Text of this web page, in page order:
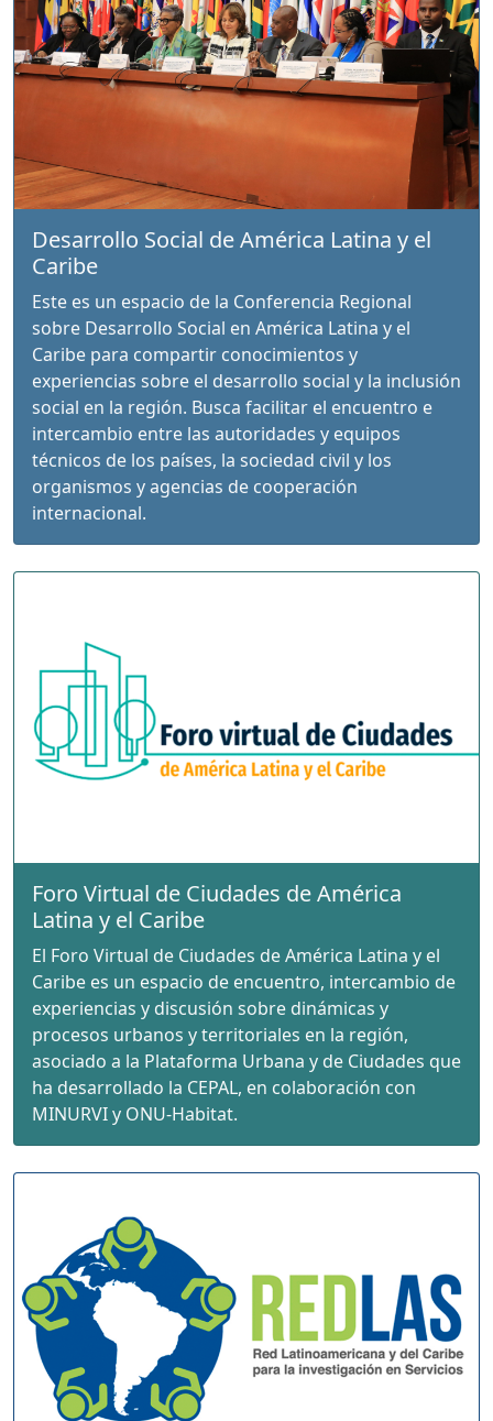
Desarrollo Social de América Latina y el
Caribe
Este es un espacio de la Conferencia Regional
sobre Desarrollo Social en América Latina y el
Caribe para compartir conocimientos y
experiencias sobre el desarrollo social y la inclusión
social en la región. Busca facilitar el encuentro e
intercambio entre las autoridades y equipos
técnicos de los países, la sociedad civil y los
organismos y agencias de cooperación
internacional.
Foro Virtual de Ciudades de América
Latina y el Caribe
El Foro Virtual de Ciudades de América Latina y el
Caribe es un espacio de encuentro, intercambio de
experiencias y discusión sobre dinámicas y
procesos urbanos y territoriales en la región,
asociado a la Plataforma Urbana y de Ciudades que
ha desarrollado la CEPAL, en colaboración con
MINURVI y ONU-Habitat.